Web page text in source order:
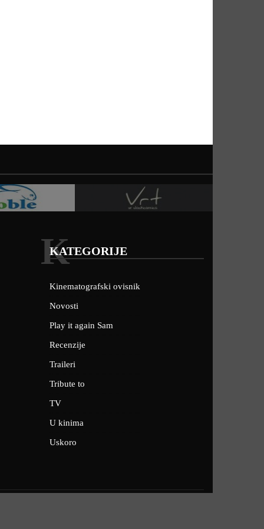
KATEGORIJE
K
Kinematografski ovisnik
Novosti
Play it again Sam
Recenzije
Traileri
Tribute to
TV
U kinima
Uskoro